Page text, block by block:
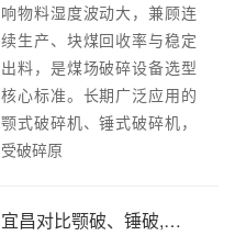
响物料湿度波动大，兼顾连
续生产、块煤回收率与稳定
出料，是煤场破碎设备选型
核心标准。长期广泛应用的
颚式破碎机、锤式破碎机，
受破碎原
宜昌对比颚破、锤破,为何双齿辊破碎机在废旧玻璃破碎作业中综合使用成本更低？